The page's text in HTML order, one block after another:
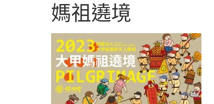
媽祖遶境